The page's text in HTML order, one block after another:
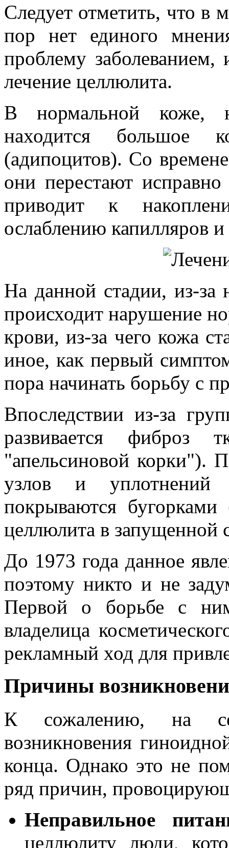
Следует отметить, что в
пор нет единого
проблему заболеванием,
лечение целлюлита.
В нормальной коже,
находится большое
(адипоцитов). Со
они перестают
приводит к
ослаблению капилляров
На данной стадии, из-за
происходит нарушение
крови, из-за чего кожа
иное, как первый
пора начинать борьбу с
Впоследствии из-за
развивается фиброз
"апельсиновой корки").
узлов и уплотнений
покрываются бугорками
целлюлита в запущенной
До 1973 года данное
поэтому никто и не
Первой о борьбе с
владелица
рекламный ход для
Причины
К сожалению, на
возникновения
конца. Однако это не
ряд причин,
Неправильное
целлюлиту люди,